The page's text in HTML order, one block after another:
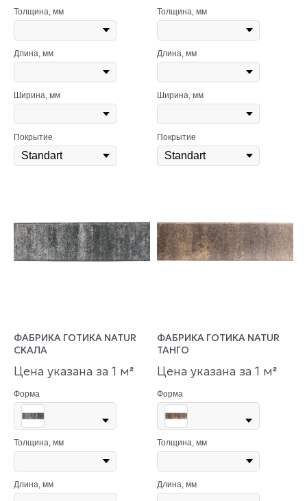
Толщина, мм
Длина, мм
Ширина, мм
Покрытие
Толщина, мм
Длина, мм
Ширина, мм
Покрытие
ФАБРИКА ГОТИКА NATUR
СКАЛА
Цена указана за 1 м²
Форма
Толщина, мм
Длина, мм
ФАБРИКА ГОТИКА NATUR
ТАНГО
Цена указана за 1 м²
Форма
Толщина, мм
Длина, мм